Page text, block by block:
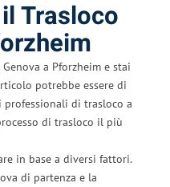
Trasloco
a Pforzheim e stai
potrebbe essere di
professionali di trasloco a
di trasloco il più
in base a diversi fattori.
di partenza e la